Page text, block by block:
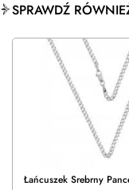
SPRAWDŹ
Łańcuszek Srebrny